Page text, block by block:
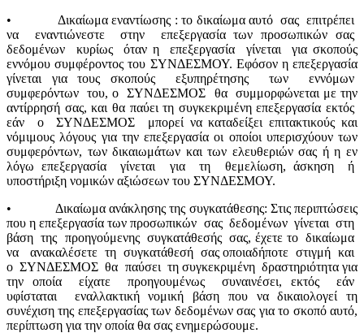
•
Δικαίωμα εναντίωσης : το δικαίωμα αυτό σας επιτρέπει
να
εναντιώνεστε στην
επεξεργασία των προσωπικών σας
δεδομένων
κυρίως όταν η επεξεργασία γίνεται
για σκοπούς
εννόμου συμφέροντος του ΣΥΝΔΕΣΜΟΥ. Εφόσον η επεξεργασία
γίνεται για τους σκοπούς
εξυπηρέτησης των
εννόμων
συμφερόντων του, ο ΣΥΝΔΕΣΜΟΣ θα
συμμορφώνεται με την
αντίρρησή σας, και θα παύει τη συγκεκριμένη επεξεργασία εκτός
εάν
ο ΣΥΝΔΕΣΜΟΣ
μπορεί να καταδείξει επιτακτικούς και
νόμιμους λόγους για την επεξεργασία οι οποίοι υπερισχύουν των
συμφερόντων, των δικαιωμάτων και των ελευθεριών σας ή η εν
λόγω επεξεργασία
γίνεται για τη θεμελίωση, άσκηση
ή
υποστήριξη νομικών αξιώσεων του ΣΥΝΔΕΣΜΟΥ.
•
Δικαίωμα ανάκλησης της συγκατάθεσης: Στις περιπτώσεις
που η επεξεργασία των προσωπικών σας δεδομένων γίνεται στη
βάση της προηγούμενης συγκατάθεσής σας, έχετε το δικαίωμα
να
ανακαλέσετε τη συγκατάθεσή σας οποιαδήποτε στιγμή και
ο ΣΥΝΔΕΣΜΟΣ θα παύσει τη συγκεκριμένη δραστηριότητα για
την οποία
είχατε προηγουμένως συναινέσει, εκτός
εάν
υφίσταται
εναλλακτική νομική βάση που να δικαιολογεί τη
συνέχιση της επεξεργασίας των δεδομένων σας για το σκοπό αυτό,
περίπτωση για την οποία θα σας ενημερώσουμε.